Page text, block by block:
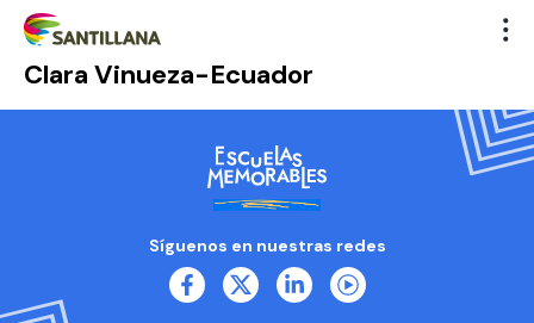
Clara Vinueza-Ecuador
Síguenos en nuestras redes